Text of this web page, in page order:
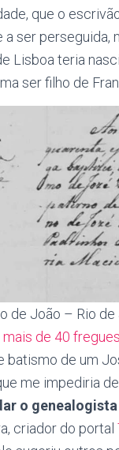
que o
a ser perseguida,
Lisboa teria
ser filho de
de João – Rio de
mais de 40
batismo de um
me impediria
o
criador do portal